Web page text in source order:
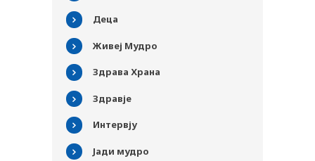
PLUSPHARMA
Деца
Живеј Мудро
Здрава Храна
Здравје
Интервју
Јади мудро